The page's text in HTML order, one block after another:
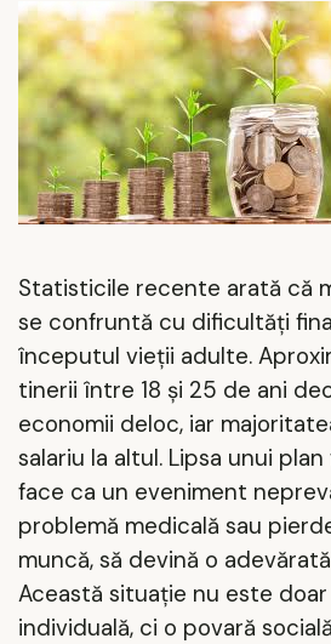
Statisticile recente arată că
se confruntă cu dificultăți
începutul vieții adulte.
tinerii între 18 și 25 de ani
economii deloc, iar
salariu la altul. Lipsa unui
face ca un eveniment
problemă medicală sau
muncă, să devină o
Această situație nu este
individuală, ci o povară